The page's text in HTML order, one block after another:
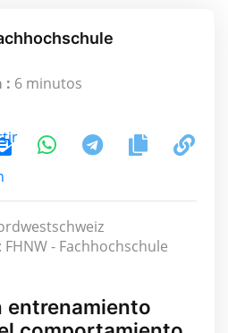
: 6 minutos
- Fachhochschule
entrenamiento